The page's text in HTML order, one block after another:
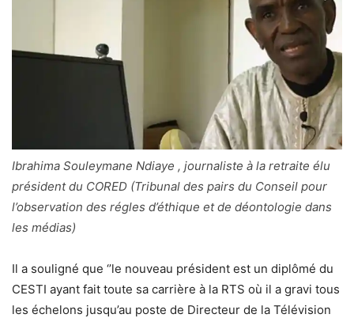
Ibrahima Souleymane Ndiaye , journaliste à la retraite élu
président du CORED (Tribunal des pairs du Conseil pour
l’observation des régles d’éthique et de déontologie dans
les médias)
Il a souligné que ‘’le nouveau président est un diplômé du
CESTI ayant fait toute sa carrière à la RTS où il a gravi tous
les échelons jusqu’au poste de Directeur de la Télévision